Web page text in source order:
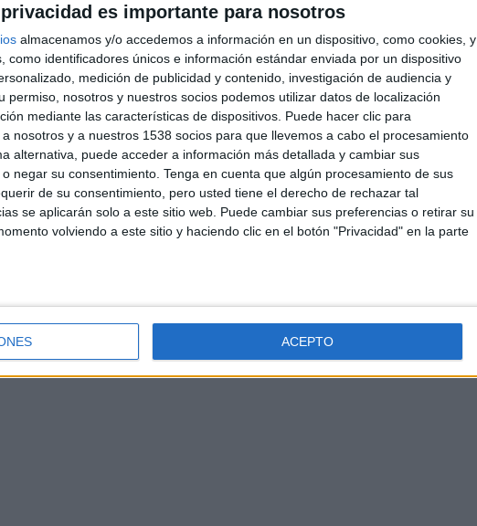
es importante para nosotros
almacenamos y/o accedemos a información en un dispositivo, como cookies, y
como identificadores únicos e información estándar enviada por un dispositivo
medición de publicidad y contenido, investigación de audiencia y
permiso, nosotros y nuestros socios podemos utilizar datos de localización
mediante las características de dispositivos. Puede hacer clic para
nosotros y a nuestros 1538 socios para que llevemos a cabo el procesamiento
alternativa, puede acceder a información más detallada y cambiar sus
negar su consentimiento. Tenga en cuenta que algún procesamiento de sus
de su consentimiento, pero usted tiene el derecho de rechazar tal
se aplicarán solo a este sitio web. Puede cambiar sus preferencias o retirar su
volviendo a este sitio y haciendo clic en el botón "Privacidad" en la parte
ACEPTO